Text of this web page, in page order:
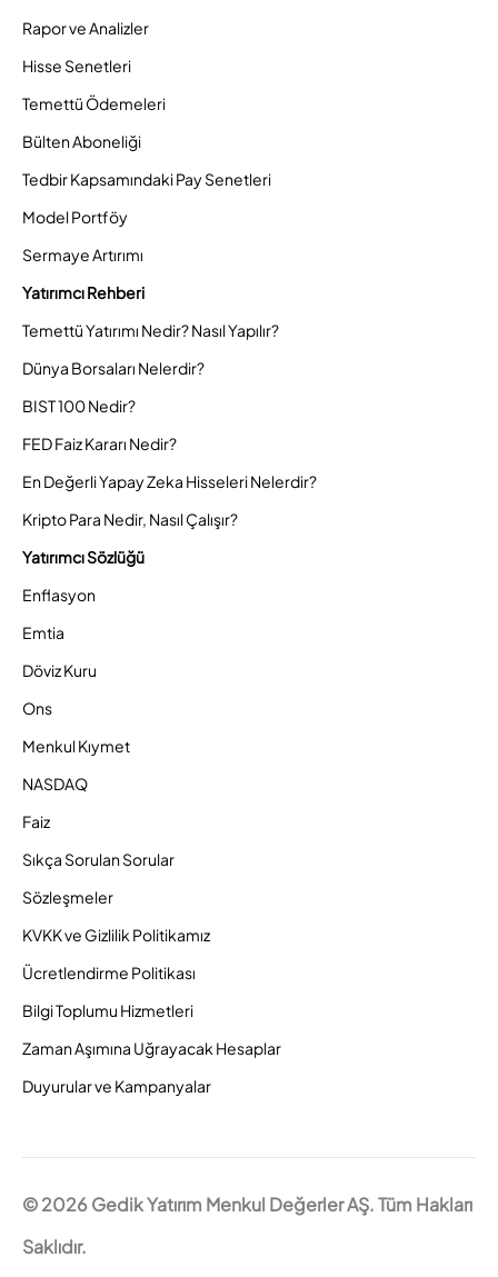
Rapor ve Analizler
Hisse Senetleri
Temettü Ödemeleri
Bülten Aboneliği
Tedbir Kapsamındaki Pay Senetleri
Model Portföy
Sermaye Artırımı
Yatırımcı Rehberi
Temettü Yatırımı Nedir? Nasıl Yapılır?
Dünya Borsaları Nelerdir?
BIST 100 Nedir?
FED Faiz Kararı Nedir?
En Değerli Yapay Zeka Hisseleri Nelerdir?
Kripto Para Nedir, Nasıl Çalışır?
Yatırımcı Sözlüğü
Enflasyon
Emtia
Döviz Kuru
Ons
Menkul Kıymet
NASDAQ
Faiz
Sıkça Sorulan Sorular
Sözleşmeler
KVKK ve Gizlilik Politikamız
Ücretlendirme Politikası
Bilgi Toplumu Hizmetleri
Zaman Aşımına Uğrayacak Hesaplar
Duyurular ve Kampanyalar
© 2026 Gedik Yatırım Menkul Değerler AŞ. Tüm Hakları
Saklıdır.